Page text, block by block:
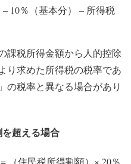
10％（基本分） – 所得税
課税所得金額から人的控除
り求めた所得税の税率であ
の税率と異なる場合があり
超える場合
（住民税所得割額）× 20％